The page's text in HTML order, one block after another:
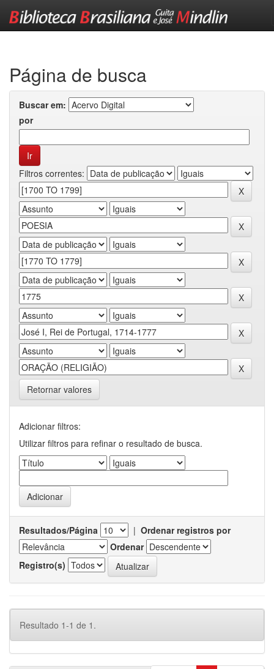
Página de busca
Buscar em:
por
Filtros correntes:
Retornar valores
Adicionar filtros:
Utilizar filtros para refinar o resultado de busca.
Resultados/Página | Ordenar registros por
Ordenar
Registro(s)
Resultado 1-1 de 1.